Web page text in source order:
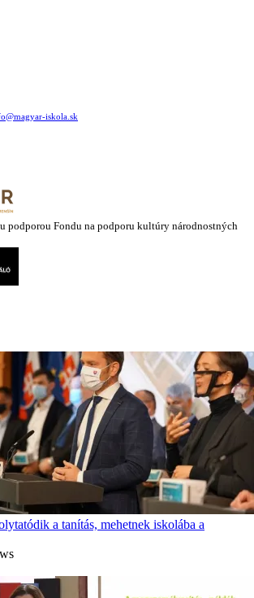
iskola.sk
podporou Fondu na podporu kultúry národnostných
a tanítás, mehetnek iskolába a